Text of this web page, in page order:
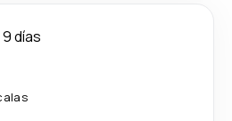
9 días